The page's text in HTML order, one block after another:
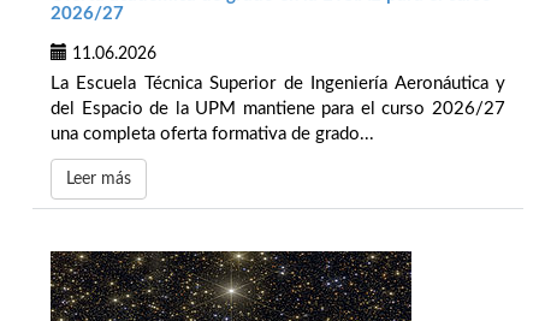
2026/27
11.06.2026
La Escuela Técnica Superior de Ingeniería Aeronáutica y
del Espacio de la UPM mantiene para el curso 2026/27
una completa oferta formativa de grado...
Leer más